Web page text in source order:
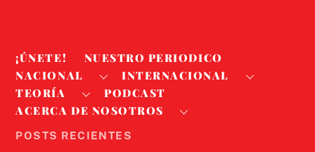
¡ÚNETE!
NUESTRO PERIODICO
NACIONAL
INTERNACIONAL
TEORÍA
PODCAST
ACERCA DE NOSOTROS
POSTS RECIENTES